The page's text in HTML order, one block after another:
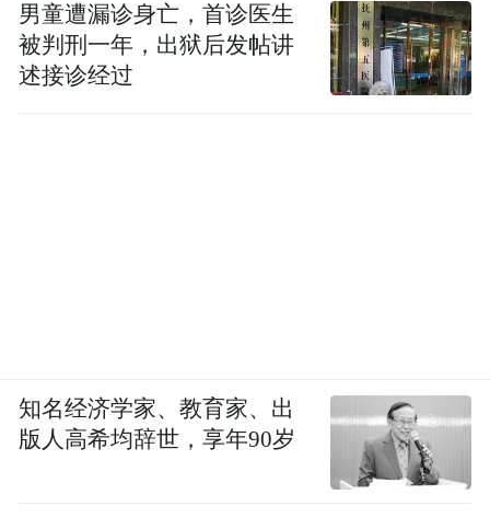
男童遭漏诊身亡，首诊医生
被判刑一年，出狱后发帖讲
述接诊经过
知名经济学家、教育家、出
版人高希均辞世，享年90岁